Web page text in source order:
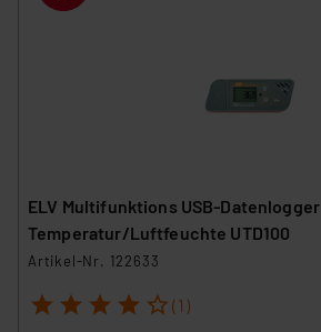
ELV Multifunktions USB-Datenlogger
Temperatur/Luftfeuchte UTD100
Artikel-Nr. 122633
1 2 3 4 5 (1)